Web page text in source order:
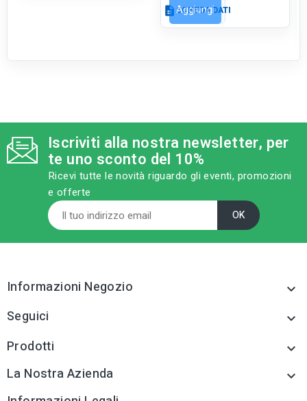
tuneRC LABEL
descriptionSCHEDA DATI
Scheda dati close
tune TIPO TESTA VITE
Testa Piana Svasata -
TSP
Aggiungi
Iscriviti alla nostra newsletter, per
te uno sconto del 10%
Ricevi tutte le novità riguardo gli eventi, promozioni
e offerte
Informazioni Negozio 
Seguici 
Prodotti 
La Nostra Azienda 